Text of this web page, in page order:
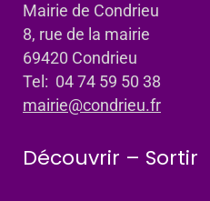
Mairie de Condrieu
8, rue de la mairie
69420 Condrieu
Tel: 04 74 59 50 38
mairie@condrieu.fr
Découvrir – Sortir